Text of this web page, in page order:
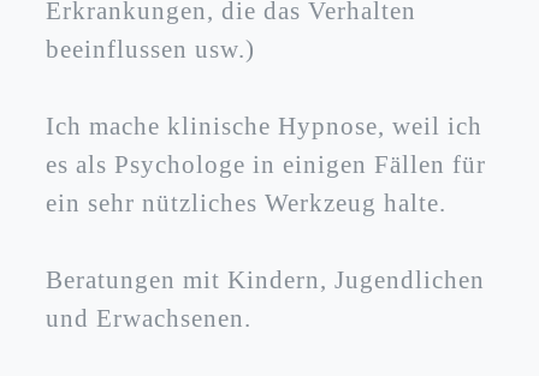
Erkrankungen, die das Verhalten
beeinflussen usw.)
Ich mache klinische Hypnose, weil ich
es als Psychologe in einigen Fällen für
ein sehr nützliches Werkzeug halte.
Beratungen mit Kindern, Jugendlichen
und Erwachsenen.